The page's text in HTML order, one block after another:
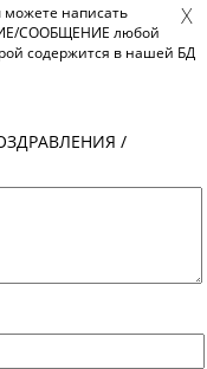
ИЗ МИРА
написать
СООБЩЕНИЕ любой
содержится в нашей БД
/